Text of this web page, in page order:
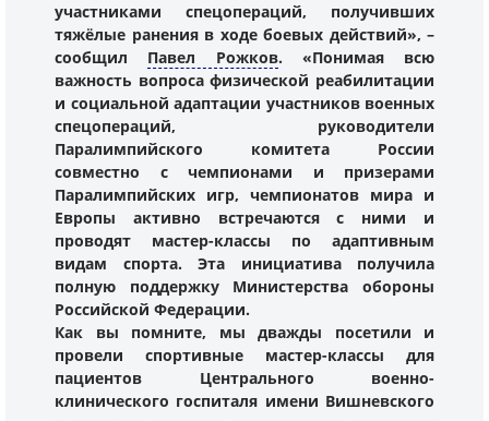
участниками спецопераций, получивших
тяжёлые ранения в ходе боевых действий», –
сообщил Павел Рожков. «Понимая всю
важность вопроса физической реабилитации
и социальной адаптации участников военных
спецопераций, руководители
Паралимпийского комитета России
совместно с чемпионами и призерами
Паралимпийских игр, чемпионатов мира и
Европы активно встречаются с ними и
проводят мастер-классы по адаптивным
видам спорта. Эта инициатива получила
полную поддержку Министерства обороны
Российской Федерации.
Как вы помните, мы дважды посетили и
провели спортивные мастер-классы для
пациентов Центрального военно-
клинического госпиталя имени Вишневского